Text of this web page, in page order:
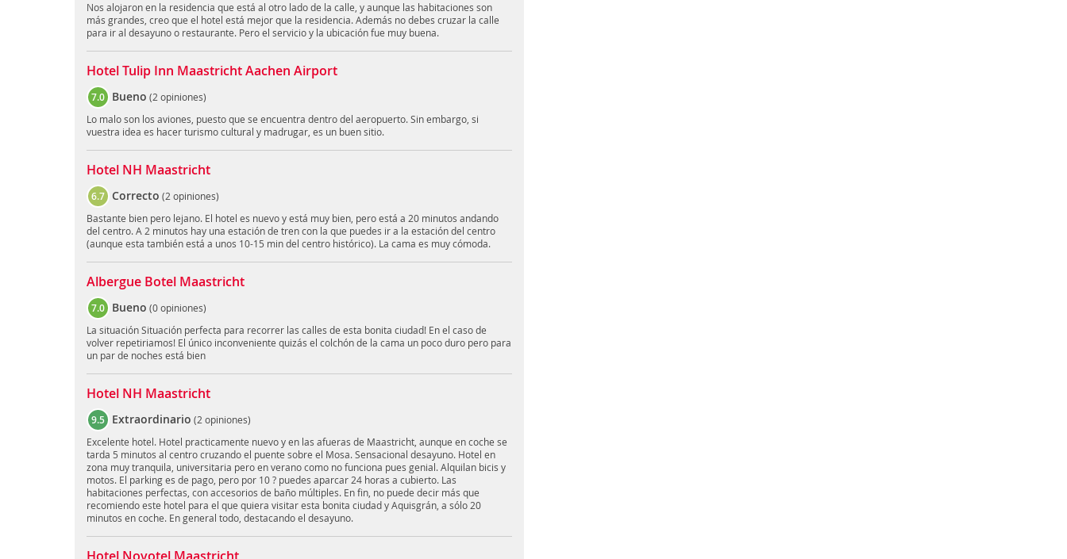
Nos alojaron en la residencia que está al otro lado de la calle, y aunque las habitaciones son
más grandes, creo que el hotel está mejor que la residencia. Además no debes cruzar la calle
para ir al desayuno o restaurante. Pero el servicio y la ubicación fue muy buena.
Hotel Tulip Inn Maastricht Aachen Airport
7.0 Bueno (2 opiniones)
Lo malo son los aviones, puesto que se encuentra dentro del aeropuerto. Sin embargo, si
vuestra idea es hacer turismo cultural y madrugar, es un buen sitio.
Hotel NH Maastricht
6.7 Correcto (2 opiniones)
Bastante bien pero lejano. El hotel es nuevo y está muy bien, pero está a 20 minutos andando
del centro. A 2 minutos hay una estación de tren con la que puedes ir a la estación del centro
(aunque esta también está a unos 10-15 min del centro histórico). La cama es muy cómoda.
Albergue Botel Maastricht
7.0 Bueno (0 opiniones)
La situación Situación perfecta para recorrer las calles de esta bonita ciudad! En el caso de
volver repetiriamos! El único inconveniente quizás el colchón de la cama un poco duro pero para
un par de noches está bien
Hotel NH Maastricht
9.5 Extraordinario (2 opiniones)
Excelente hotel. Hotel practicamente nuevo y en las afueras de Maastricht, aunque en coche se
tarda 5 minutos al centro cruzando el puente sobre el Mosa. Sensacional desayuno. Hotel en
zona muy tranquila, universitaria pero en verano como no funciona pues genial. Alquilan bicis y
motos. El parking es de pago, pero por 10 ? puedes aparcar 24 horas a cubierto. Las
habitaciones perfectas, con accesorios de baño múltiples. En fin, no puede decir más que
recomiendo este hotel para el que quiera visitar esta bonita ciudad y Aquisgrán, a sólo 20
minutos en coche. En general todo, destacando el desayuno.